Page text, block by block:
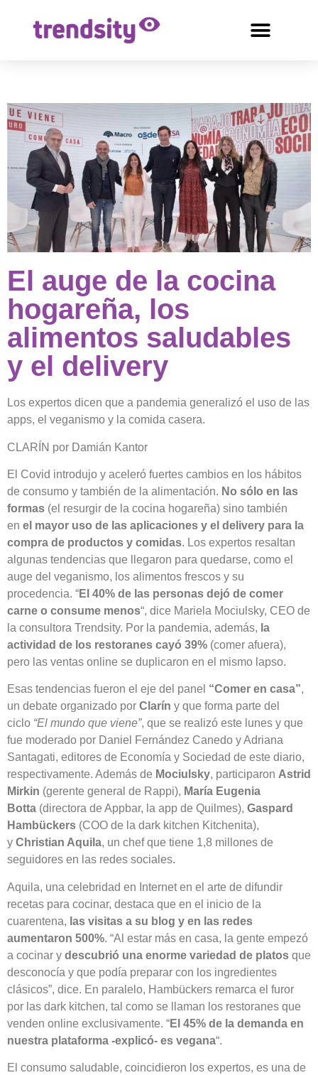
El auge de la cocina
hogareña, los
alimentos saludables
y el delivery
Los expertos dicen que a pandemia generalizó el uso de las
apps, el veganismo y la comida casera.
CLARÍN por Damián Kantor
El Covid introdujo y aceleró fuertes cambios en los hábitos
de consumo y también de la alimentación. No sólo en las
formas (el resurgir de la cocina hogareña) sino también
en el mayor uso de las aplicaciones y el delivery para la
compra de productos y comidas. Los expertos resaltan
algunas tendencias que llegaron para quedarse, como el
auge del veganismo, los alimentos frescos y su
procedencia. “El 40% de las personas dejó de comer
carne o consume menos“, dice Mariela Mociulsky, CEO de
la consultora Trendsity. Por la pandemia, además, la
actividad de los restoranes cayó 39% (comer afuera),
pero las ventas online se duplicaron en el mismo lapso.
Esas tendencias fueron el eje del panel “Comer en casa”,
un debate organizado por Clarín y que forma parte del
ciclo “El mundo que viene”, que se realizó este lunes y que
fue moderado por Daniel Fernández Canedo y Adriana
Santagati, editores de Economía y Sociedad de este diario,
respectivamente. Además de Mociulsky, participaron Astrid
Mirkin (gerente general de Rappi), María Eugenia
Botta (directora de Appbar, la app de Quilmes), Gaspard
Hambückers (COO de la dark kitchen Kitchenita),
y Christian Aquila, un chef que tiene 1,8 millones de
seguidores en las redes sociales.
Aquila, una celebridad en Internet en el arte de difundir
recetas para cocinar, destaca que en el inicio de la
cuarentena, las visitas a su blog y en las redes
aumentaron 500%. “Al estar más en casa, la gente empezó
a cocinar y descubrió una enorme variedad de platos que
desconocía y que podía preparar con los ingredientes
clásicos”, dice. En paralelo, Hambückers remarca el furor
por las dark kitchen, tal como se llaman los restoranes que
venden online exclusivamente. “El 45% de la demanda en
nuestra plataforma -explicó- es vegana“.
El consumo saludable, coincidieron los expertos, es una de